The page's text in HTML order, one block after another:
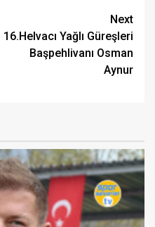
Next
16.Helvacı Yağlı Güreşleri
Başpehlivanı Osman
Aynur